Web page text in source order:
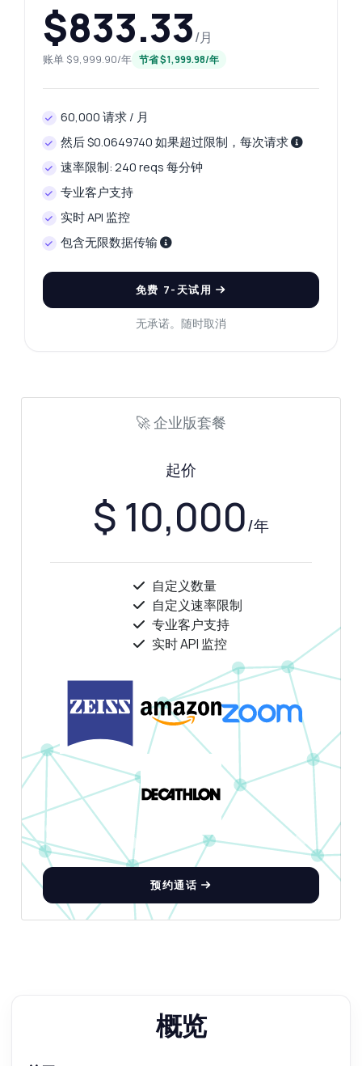
$833.33/月
账单 $9,999.90/年 节省 $1,999.98/年
60,000 请求 / 月
然后 $0.0649740 如果超过限制，每次请求
速率限制: 240 reqs 每分钟
专业客户支持
实时 API 监控
包含无限数据传输
免费 7-天试用
无承诺。随时取消
🚀 企业版套餐
起价
$ 10,000/年
自定义数量
自定义速率限制
专业客户支持
实时 API 监控
预约通话
概览
您好！关于 汇率数据 API 的任何问题都可以问
我 — 端点、价格、集成技巧，应有尽有。